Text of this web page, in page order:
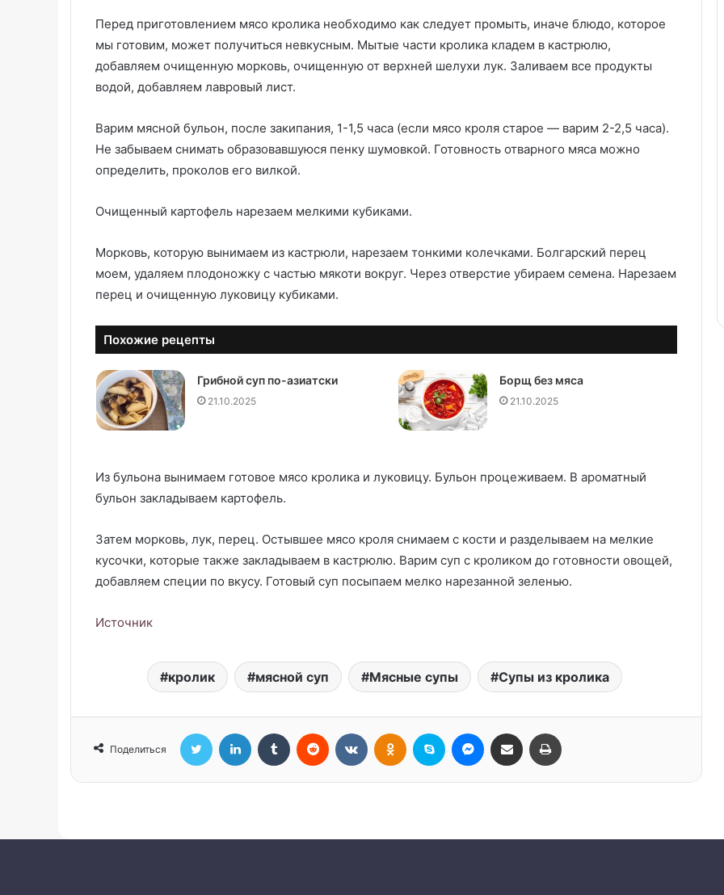
Перед приготовлением мясо кролика необходимо как следует промыть, иначе блюдо, которое
мы готовим, может получиться невкусным. Мытые части кролика кладем в кастрюлю,
добавляем очищенную морковь, очищенную от верхней шелухи лук. Заливаем все продукты
водой, добавляем лавровый лист.
Варим мясной бульон, после закипания, 1-1,5 часа (если мясо кроля старое — варим 2-2,5 часа).
Не забываем снимать образовавшуюся пенку шумовкой. Готовность отварного мяса можно
определить, проколов его вилкой.
Очищенный картофель нарезаем мелкими кубиками.
Морковь, которую вынимаем из кастрюли, нарезаем тонкими колечками. Болгарский перец
моем, удаляем плодоножку с частью мякоти вокруг. Через отверстие убираем семена. Нарезаем
перец и очищенную луковицу кубиками.
Похожие рецепты
Грибной суп по-азиатски
21.10.2025
Борщ без мяса
21.10.2025
Из бульона вынимаем готовое мясо кролика и луковицу. Бульон процеживаем. В ароматный
бульон закладываем картофель.
Затем морковь, лук, перец. Остывшее мясо кроля снимаем с кости и разделываем на мелкие
кусочки, которые также закладываем в кастрюлю. Варим суп с кроликом до готовности овощей,
добавляем специи по вкусу. Готовый суп посыпаем мелко нарезанной зеленью.
Источник
кролик мясной суп Мясные супы Супы из кролика
Поделиться
Twitter LinkedIn Tumblr Reddit ВконтактеОдноклассники
Skype MessengerПоделиться через электронную почту